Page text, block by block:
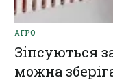
АГРО
Зіпсуються
можна